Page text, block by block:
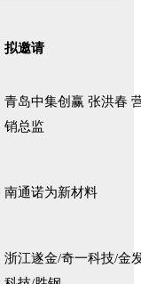
拟邀请
青岛中集创赢 张洪春
销总监
南通诺为新材料
浙江遂金/奇一科技/金